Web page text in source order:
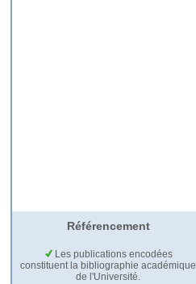
Référencement
Les publications encodées
constituent la bibliographie académique
de l'Université.